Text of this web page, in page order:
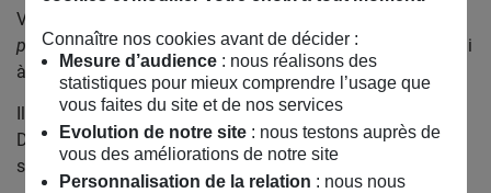
Vuitton ;
parfums,éd. de La Martinière, 2016. Il collabore aujourd’hui
à
Livres Hebdo.
Il a publié un premier roman,Et nos amours,
Denoël en 2009. Son prochain livre,Le meilleur des amis,
sort chez Actes Sud en janvier 2017.
Connaître nos cookies avant de décider :
Mesure d’audience: nous réalisons des
statistiques pour mieux comprendre l’usage que
vous faites du site et de nos services
Evolution de notre site: nous testons auprès de
vous des améliorations de notre site
Personnalisation de la relation : nous nous